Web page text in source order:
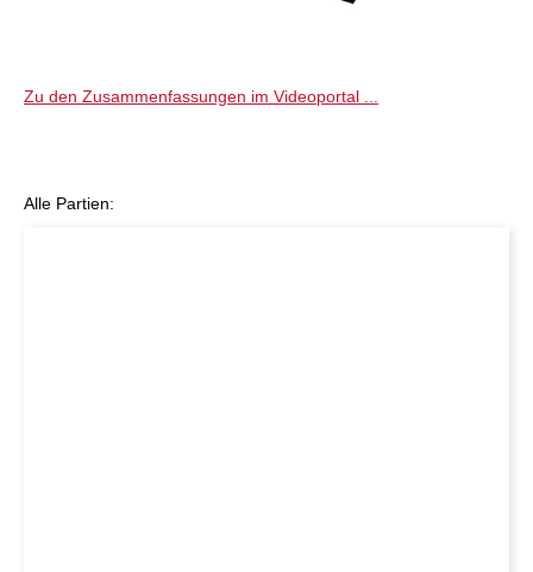
Zu den Zusammenfassungen im Videoportal ...
Alle Partien: